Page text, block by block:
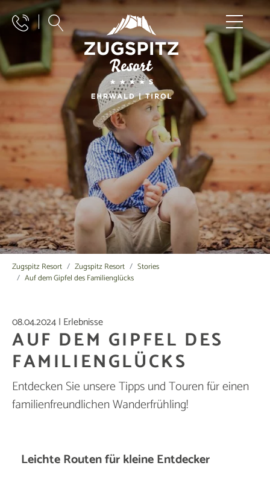
Zugspitz Resort Zugspitz Resort
Stories
Auf dem Gipfel des Familienglücks
08.04.2024| Erlebnisse
AUF DEM GIPFEL DES
FAMILIENGLÜCKS
Entdecken Sie unsere Tipps und Touren für einen
familienfreundlichen Wanderfrühling!
Leichte Routen für kleine Entdecker